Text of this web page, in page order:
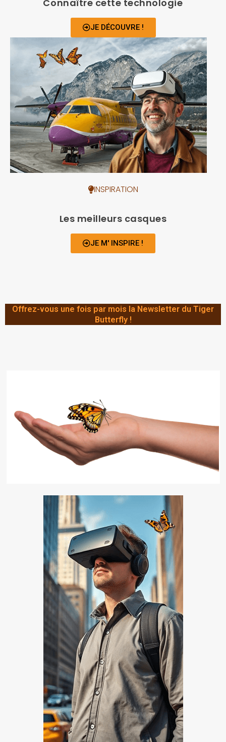
Connaître cette technologie
JE DÉCOUVRE !
INSPIRATION
Les meilleurs casques
JE M' INSPIRE !
Offrez-vous une fois par mois la Newsletter du Tiger
Butterfly !